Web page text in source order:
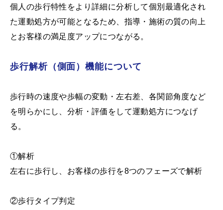
個人の歩行特性をより詳細に分析して個別最適化され
た運動処方が可能となるため、指導・施術の質の向上
とお客様の満足度アップにつながる。
歩行解析（側面）機能について
歩行時の速度や歩幅の変動・左右差、各関節角度など
を明らかにし、分析・評価をして運動処方につなげ
る。
①解析
左右に歩行し、お客様の歩行を8つのフェーズで解析
②歩行タイプ判定